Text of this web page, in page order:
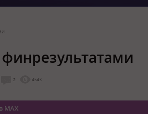
2 4543
MAX